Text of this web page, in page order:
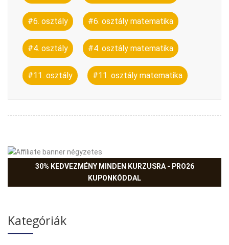
#6. osztály #6. osztály matematika
#4. osztály #4. osztály matematika
#11. osztály #11. osztály matematika
30% KEDVEZMÉNY MINDEN KURZUSRA - PRO26
KUPONKÓDDAL
Kategóriák